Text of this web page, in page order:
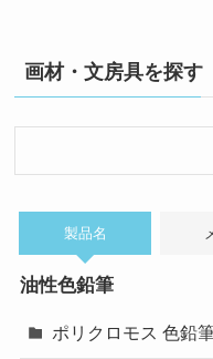
画材・文房具を探す
索
製品名
油性色鉛筆
ポリクロモス 色鉛